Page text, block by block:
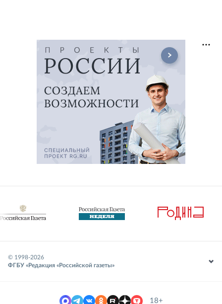
© 1998-2026
ФГБУ «Редакция «Российской газеты»
18+